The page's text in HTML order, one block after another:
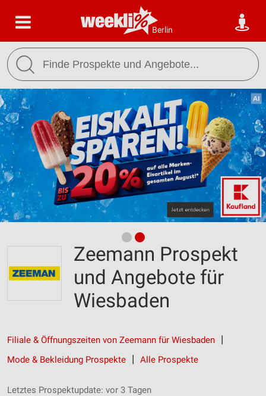
Berlin
Zeemann Prospekt
und Angebote für
Wiesbaden
Filiale & Öffnungszeiten von Zeemann für Wiesbaden
Mode & Bekleidung Prospekte
Alle Prospekte
Letztes Prospektupdate: vor 3 Tagen